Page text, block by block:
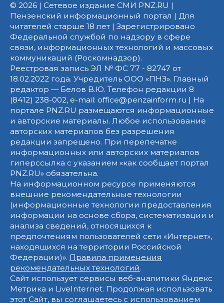
© 2026 | Сетевое издание СМИ PNZ.RU |
Пензенский информационный портал | Для
читателей старше 18 лет | Зарегистрировано
Федеральной службой по надзору в сфере
связи, информационных технологий и массовых
коммуникаций (Роскомнадзор).
Реестровая запись ЭЛ № ФС 77 - 82747 от
18.02.2022 года. Учредитель ООО «ПНЗ». Главный
редактор — Белов В.Ю. Телефон редакции 8
(8412) 238-002, e-mail: office@penzainform.ru | На
портале PNZ.RU размещаются информационные
и авторские материалы. Любое использование
авторских материалов без разрешения
редакции запрещено. При перепечатке
информационных или авторских материалов
гиперссылка с указанием «как сообщает портал
PNZ.RU» обязательна.
На информационном ресурсе применяются
внешние рекомендательные технологии
(информационные технологии предоставления
информации на основе сбора, систематизации и
анализа сведений, относящихся к
предпочтениям пользователей сети «Интернет»,
находящихся на территории Российской
Федерации)». Правила применения
рекомендательных технологий.
Сайт использует сервисы веб-аналитики Яндекс
Метрика и LiveInternet. Продолжая использовать
этот Сайт, вы соглашаетесь с использованием